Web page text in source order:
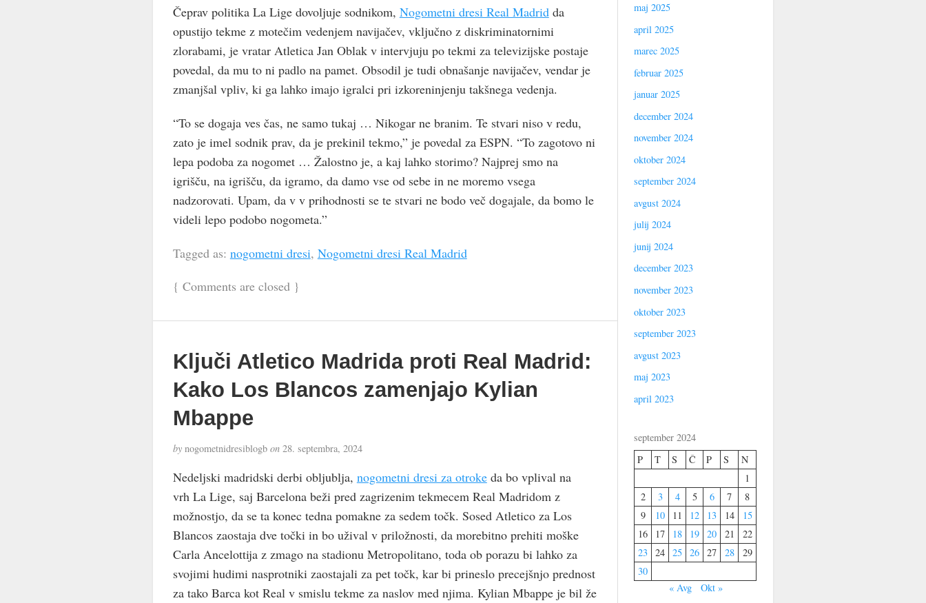
Čeprav politika La Lige dovoljuje sodnikom, Nogometni dresi Real Madridda
opustijo tekme z motečim vedenjem navijačev, vključno z diskriminatornimi
zlorabami, je vratar Atletica Jan Oblak v intervjuju po tekmi za televizijske postaje
povedal, da mu to ni padlo na pamet. Obsodil je tudi obnašanje navijačev, vendar je
zmanjšal vpliv, ki ga lahko imajo igralci pri izkoreninjenju takšnega vedenja.
“To se dogaja ves čas, ne samo tukaj … Nikogar ne branim. Te stvari niso v redu,
zato je imel sodnik prav, da je prekinil tekmo,” je povedal za ESPN. “To zagotovo ni
lepa podoba za nogomet … Žalostno je, a kaj lahko storimo? Najprej smo na
igrišču, na igrišču, da igramo, da damo vse od sebe in ne moremo vsega
nadzorovati. Upam, da v v prihodnosti se te stvari ne bodo več dogajale, da bomo le
videli lepo podobo nogometa.”
Tagged as: nogometni dresi, Nogometni dresi Real Madrid
{ Comments are closed}
Ključi Atletico Madrida proti Real Madrid:
Kako Los Blancos zamenjajo Kylian
Mbappe
bynogometnidresiblogb on28. septembra, 2024
Nedeljski madridski derbi obljublja, nogometni dresi za otrokeda bo vplival na
vrh La Lige, saj Barcelona beži pred zagrizenim tekmecem Real Madridom z
možnostjo, da se ta konec tedna pomakne za sedem točk. Sosed Atletico za Los
Blancos zaostaja dve točki in bo užival v priložnosti, da morebitno prehiti moške
Carla Ancelottija z zmago na stadionu Metropolitano, toda ob porazu bi lahko za
svojimi hudimi nasprotniki zaostajali za pet točk, kar bi prineslo precejšnjo prednost
za tako Barca kot Real v smislu tekme za naslov med njima. Kylian Mbappe je bil že
maj 2025
april 2025
marec 2025
februar 2025
januar 2025
december 2024
november 2024
oktober 2024
september 2024
avgust 2024
julij 2024
junij 2024
december 2023
november 2023
oktober 2023
september 2023
avgust 2023
maj 2023
april 2023
september 2024
P
T S Č P S
N
1
2
3 4 5 6 7
8
9
10 11 12 13 14
15
16
17 18 19 20 21
22
23 24 25 26 27 28
29
30
« Avg
Okt »